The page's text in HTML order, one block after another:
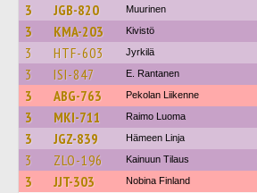
3 JGB-820 Muurinen
3 KMA-203 Kivistö
3 HTF-603 Jyrkilä
3 ISI-847 E. Rantanen
3 ABG-763 Pekolan Liikenne
3 MKI-711 Raimo Luoma
3 JGZ-839 Hämeen Linja
3 ZLO-196 Kainuun Tilaus
3 JJT-303 Nobina Finland